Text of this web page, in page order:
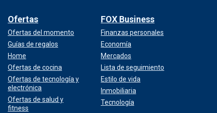
Ofertas
Ofertas del momento
Guías de regalos
Home
Ofertas de cocina
Ofertas de tecnología y
electrónica
Ofertas de salud y
fitness
FOX Business
Finanzas personales
Economía
Mercados
Lista de seguimiento
Estilo de vida
Inmobiliaria
Tecnología